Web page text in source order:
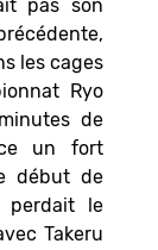
pas son
les cages
Ryo
de
un fort
début de
perdait le
Takeru